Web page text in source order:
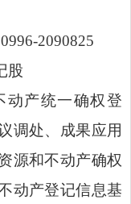
0996-2090825
股
动产统一确权登
调处、成果应用
源和不动产确权
动产登记信息基